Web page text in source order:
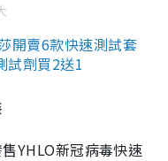
開賣6款快速測試套
試劑買2送1
YHLO新冠病毒快速